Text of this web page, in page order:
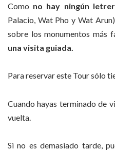
Como no hay ningún
Palacio, Wat Pho y Wat
sobre los monumentos más
una visita guiada.
Para reservar este Tour sólo
Cuando hayas terminado de
vuelta.
Si no es demasiado tarde,